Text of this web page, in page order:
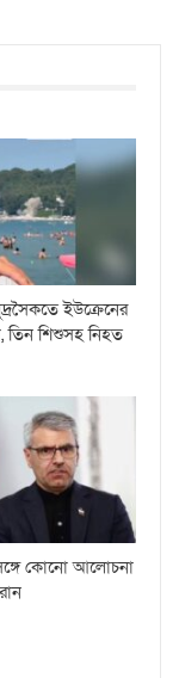
ইউক্রেনের
তিন শিশুসহ নিহত
সঙ্গে কোনো আলোচনা